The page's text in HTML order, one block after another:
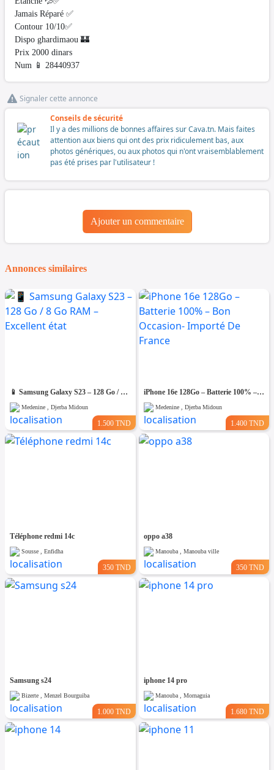
Jamais Réparé ✅️
Contour 10/10✅️
Dispo ghardimaou 🏰
Prix 2000 dinars
Num 📱 28440937
Signaler cette annonce
Conseils de sécurité
Il y a des millions de bonnes affaires sur Cava.tn. Mais faites
attention aux biens qui ont des prix ridiculement bas, aux
photos génériques, ou aux photos qui n'ont vraisemblablement
pas été prises par l'utilisateur !
Ajouter un commentaire
Annonces similaires
📱 Samsung Galaxy S23 – 128 Go / 8 Go RAM – Excellent état
Medenine , Djerba Midoun
1.500 TND
iPhone 16e 128Go – Batterie 100% – Bon Occasion- Importé De France
Medenine , Djerba Midoun
1.400 TND
Téléphone redmi 14c
Sousse , Enfidha
350 TND
oppo a38
Manouba , Manouba ville
350 TND
Samsung s24
Bizerte , Menzel Bourguiba
1.000 TND
iphone 14 pro
Manouba , Mornaguia
1.680 TND